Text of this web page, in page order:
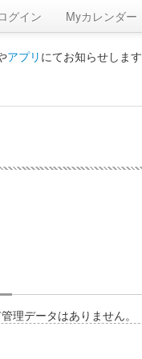
グイン Myカレンダー
アプリ にてお知らせします
理データはありません。